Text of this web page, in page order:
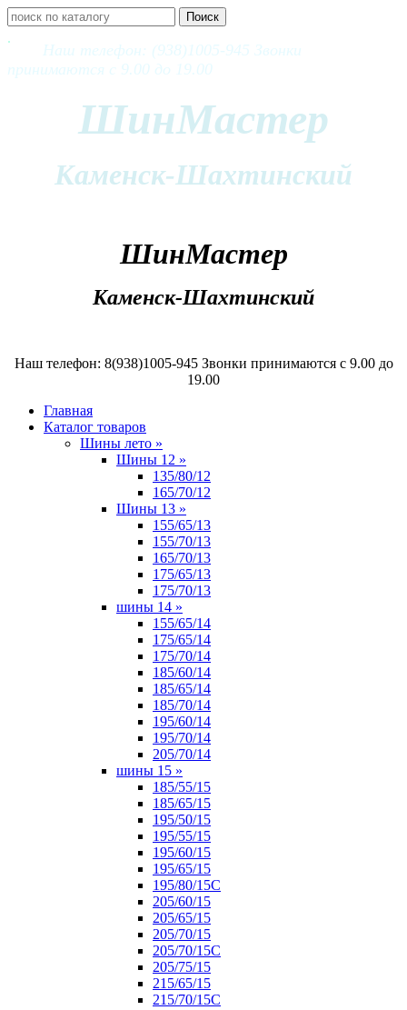
Наш телефон: (938)1005-945 Звонки
принимаются с 9.00 до 19.00
ШинМастер
Каменск-Шахтинский
ШинМастер
Каменск-Шахтинский
Наш телефон: 8(938)1005-945 Звонки принимаются с 9.00 до
19.00
Главная
Каталог товаров
Шины лето »
Шины 12 »
135/80/12
165/70/12
Шины 13 »
155/65/13
155/70/13
165/70/13
175/65/13
175/70/13
шины 14 »
155/65/14
175/65/14
175/70/14
185/60/14
185/65/14
185/70/14
195/60/14
195/70/14
205/70/14
шины 15 »
185/55/15
185/65/15
195/50/15
195/55/15
195/60/15
195/65/15
195/80/15С
205/60/15
205/65/15
205/70/15
205/70/15С
205/75/15
215/65/15
215/70/15C